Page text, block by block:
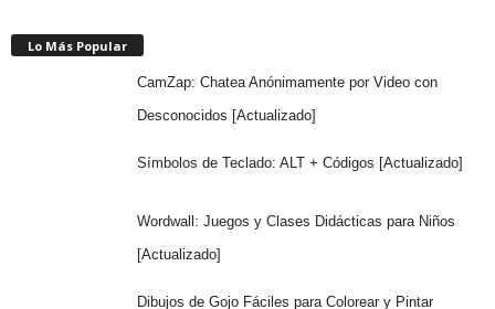
Lo Más Popular
CamZap: Chatea Anónimamente por Video con
Desconocidos [Actualizado]
Símbolos de Teclado: ALT + Códigos [Actualizado]
Wordwall: Juegos y Clases Didácticas para Niños
[Actualizado]
Dibujos de Gojo Fáciles para Colorear y Pintar